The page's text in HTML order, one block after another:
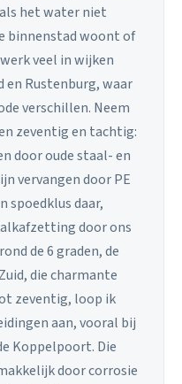
het water niet
binnenstad woont of
veel in wijken
en Rustenburg, waar
verschillen. Neem
zeventig en tachtig:
door oude staal- en
vervangen door PE
spoedklus daar,
door ons
de 6 graden, de
die charmante
zeventig, loop ik
aan, vooral bij
Koppelpoort. Die
door corrosie